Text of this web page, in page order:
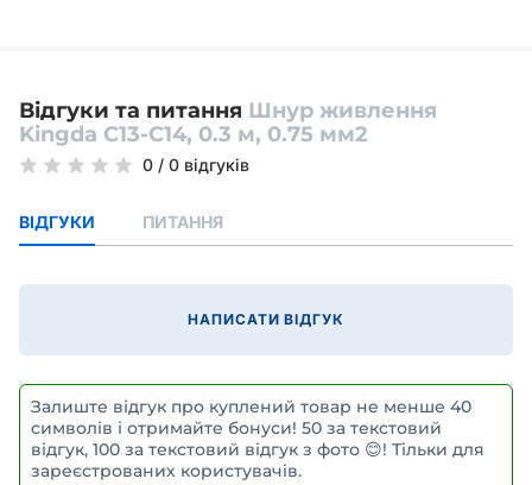
Відгуки та питання Шнур живлення
Kingda С13-C14, 0.3 м, 0.75 мм2
0 / 0 відгуків
ВІДГУКИ ПИТАННЯ
НАПИСАТИ ВІДГУК
Залиште відгук про куплений товар не менше 40
символів і отримайте бонуси! 50 за текстовий
відгук, 100 за текстовий відгук з фото 😊! Тільки для
зареєстрованих користувачів.